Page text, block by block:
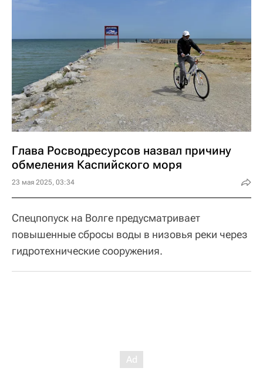
Глава Росводресурсов назвал причину
обмеления Каспийского моря
23 мая 2025, 03:34
Спецпопуск на Волге предусматривает
повышенные сбросы воды в низовья реки через
гидротехнические сооружения.